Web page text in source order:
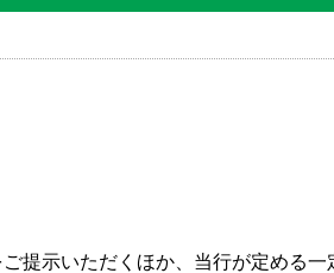
提示いただくほか、当行が定める一